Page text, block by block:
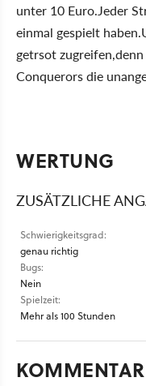
unter 10 Euro.Jeder
einmal gespielt
getrsot
Conquerors die
WERTUNG
ZUSÄTZLICHE
Schwierigkeitsgrad:
genau richtig
Bugs:
Nein
Spielzeit:
Mehr als 100 Stunden